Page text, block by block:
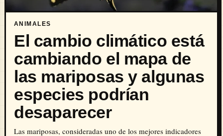
ANIMALES
El cambio climático está
cambiando el mapa de
las mariposas y algunas
especies podrían
desaparecer
Las mariposas, consideradas uno de los mejores indicadores